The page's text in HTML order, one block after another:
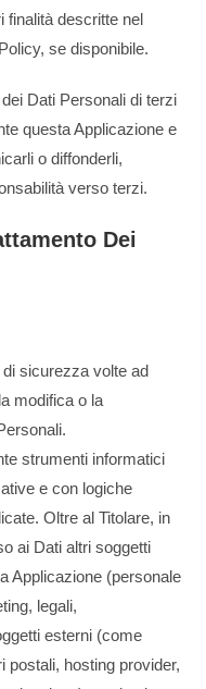
finalità descritte nel
se disponibile.
Dati Personali di terzi
questa Applicazione e
o diffonderli,
verso terzi.
Dei
sicurezza volte ad
modifica o la
strumenti informatici
e con logiche
Oltre al Titolare, in
ai Dati altri soggetti
Applicazione (personale
legali,
esterni (come
postali, hosting provider,